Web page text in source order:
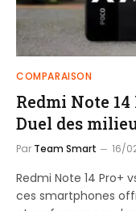
COMPARAISON
Redmi Note
Duel des
Par Team Smart 16/
Redmi Note 14 Pro+
ces smartphones